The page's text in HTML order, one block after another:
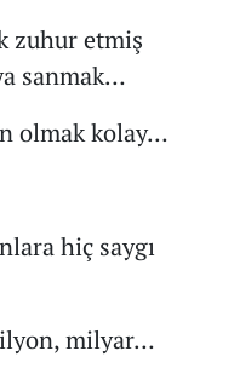
zuhur etmiş
sanmak…
olmak kolay…
hiç saygı
milyar…